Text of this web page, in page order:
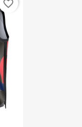
favorite_border